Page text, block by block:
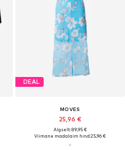
DEAL
MOVES
25,96 €
Algselt: 89,95 €
Viimane madalaim hind:25,96 €